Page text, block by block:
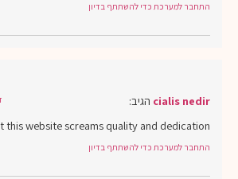
התחבר למערכת כדי להשתתף בדיון
cialis nedir הגיב:
this website screams quality and dedication.
התחבר למערכת כדי להשתתף בדיון